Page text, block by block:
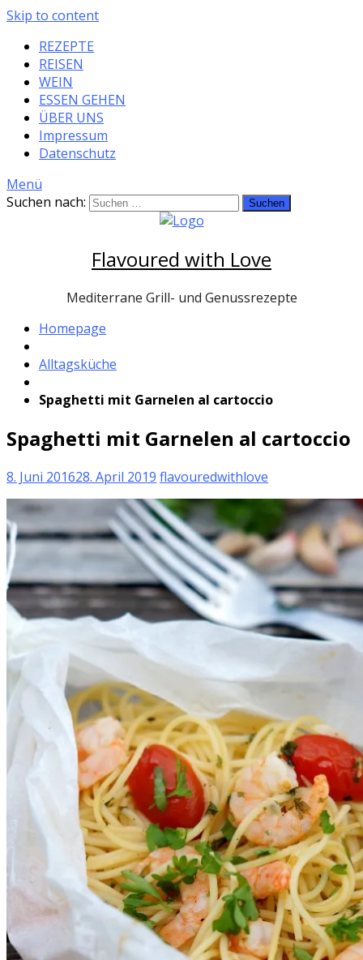
Skip to content
REZEPTE
REISEN
WEIN
ESSEN GEHEN
ÜBER UNS
Impressum
Datenschutz
Menü
Suchen nach:
Flavoured with Love
Mediterrane Grill- und Genussrezepte
Homepage
Alltagsküche
Spaghetti mit Garnelen al cartoccio
Spaghetti mit Garnelen al cartoccio
8. Juni 201628. April 2019 flavouredwithlove